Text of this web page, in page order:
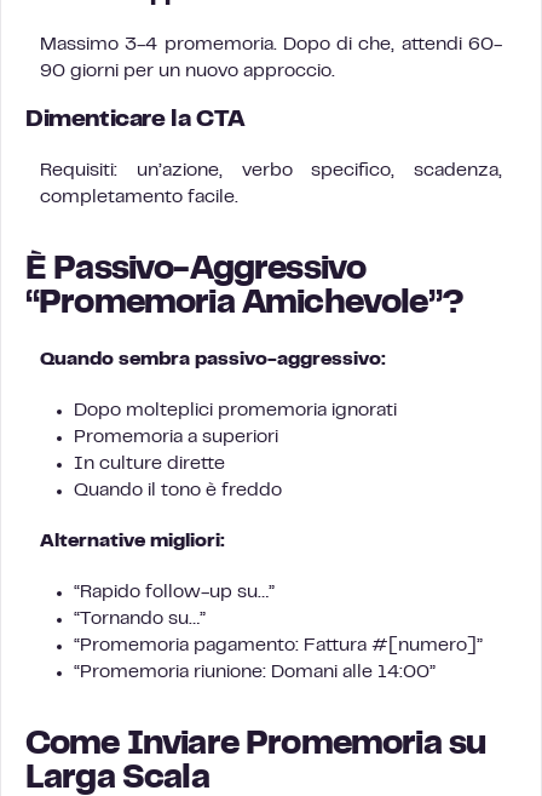
Massimo 3-4 promemoria. Dopo di che, attendi 60-
90 giorni per un nuovo approccio.
Dimenticare la CTA
Requisiti: un’azione, verbo specifico, scadenza,
completamento facile.
È Passivo-Aggressivo
“Promemoria Amichevole”?
Quando sembra passivo-aggressivo:
Dopo molteplici promemoria ignorati
Promemoria a superiori
In culture dirette
Quando il tono è freddo
Alternative migliori:
“Rapido follow-up su…”
“Tornando su…”
“Promemoria pagamento: Fattura #[numero]”
“Promemoria riunione: Domani alle 14:00”
Come Inviare Promemoria su
Larga Scala